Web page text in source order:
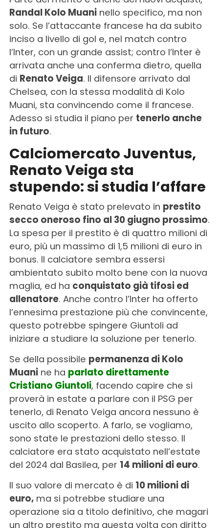
Randal Kolo Muaninello specifico, ma non
solo. Se l’attaccante francese ha da subito
inciso a livello di gol e, nel match contro
l’Inter, con un grande assist; contro l’Inter è
arrivata anche una conferma dietro, quella
di Renato Veiga. Il difensore arrivato dal
Chelsea, con la stessa modalità di Kolo
Muani, sta convincendo come il francese.
Adesso si studia il piano per tenerlo anche
in futuro.
Calciomercato Juventus,
Renato Veiga sta
stupendo: si studia l’affare
Renato Veiga è stato prelevato in prestito
secco oneroso fino al 30 giugno prossimo.
La spesa per il prestito è di quattro milioni di
euro, più un massimo di 1,5 milioni di euro in
bonus. Il calciatore sembra essersi
ambientato subito molto bene con la nuova
maglia, ed ha conquistato già tifosi ed
allenatore. Anche contro l’Inter ha offerto
l’ennesima prestazione più che convincente,
questo potrebbe spingere Giuntoli ad
iniziare a studiare la soluzione per tenerlo.
Se della possibile permanenza di Kolo
Muanine ha parlato direttamente
Cristiano Giuntoli, facendo capire che si
proverà in estate a parlare con il PSG per
tenerlo, di Renato Veiga ancora nessuno è
uscito allo scoperto. A farlo, se vogliamo,
sono state le prestazioni dello stesso. Il
calciatore era stato acquistato nell’estate
del 2024 dal Basilea, per 14 milioni di euro.
Il suo valore di mercato è di 10 milioni di
euro,ma si potrebbe studiare una
operazione sia a titolo definitivo, che magari
un altro prestito ma questa volta con diritto